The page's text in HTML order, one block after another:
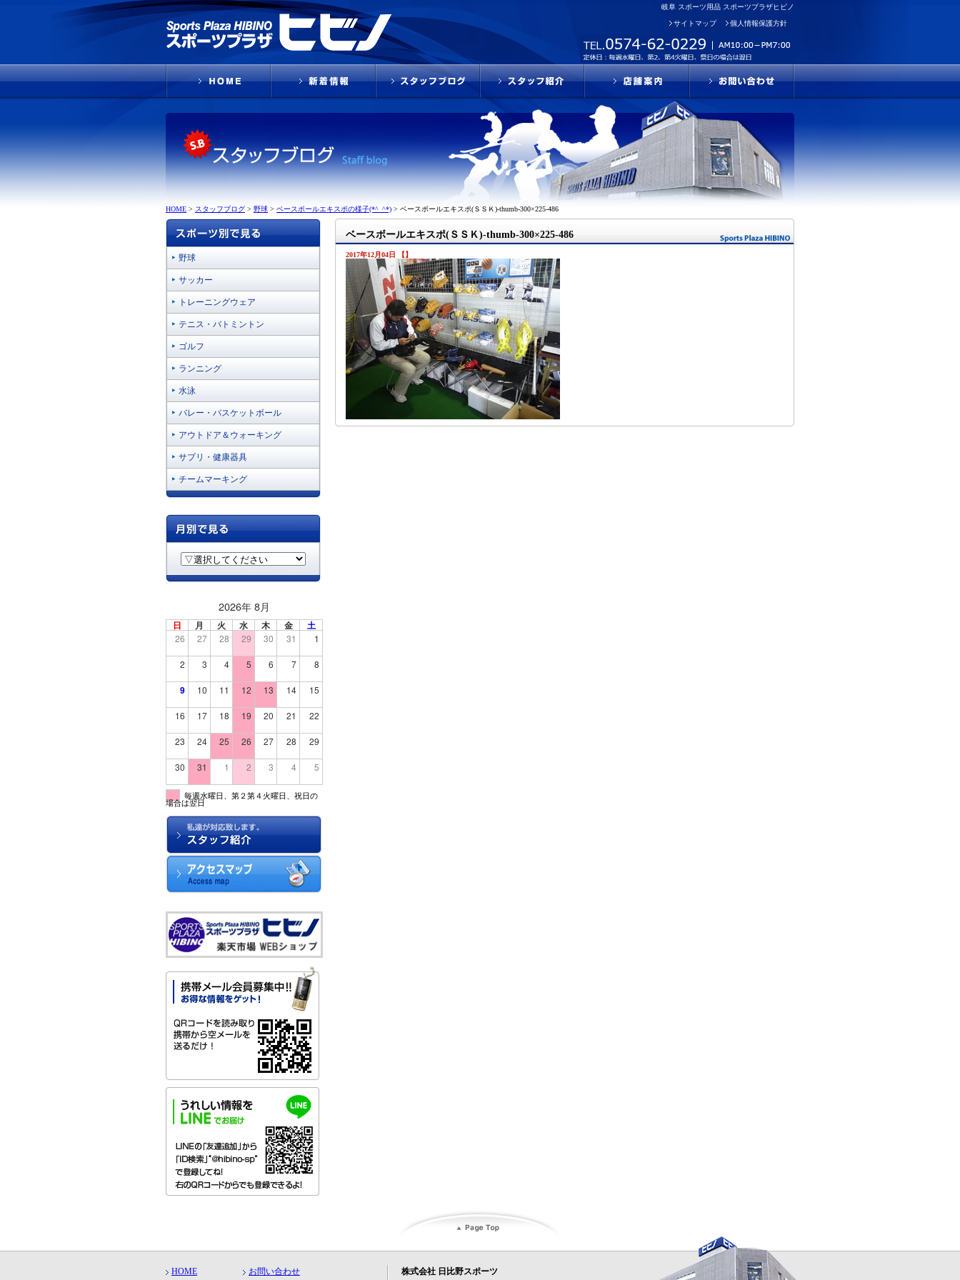
岐阜 スポーツ用品 スポーツプラザヒビノ
サイトマップ 個人情報保護方針
HOME > スタッフブログ > 野球 > ベースボールエキスポの様子(*^_^*) > ベースボールエキスポ(ＳＳＫ)-thumb-300×225-486
ベースボールエキスポ(ＳＳＫ)-thumb-300×225-486
2017年12月04日 【】
野球
サッカー
トレーニングウェア
テニス・バトミントン
ゴルフ
ランニング
水泳
バレー・バスケットボール
アウトドア＆ウォーキング
サプリ・健康器具
チームマーキング
2026年 8月
日 月 火 水 木 金 土
26 27 28 29 30 31 1
2 3 4 5 6 7 8
9 10 11 12 13 14 15
16 17 18 19 20 21 22
23 24 25 26 27 28 29
30 31 1 2 3 4 5
毎週水曜日、第２第４火曜日、祝日の
場合は翌日
HOME お問い合わせ
株式会社 日比野スポーツ